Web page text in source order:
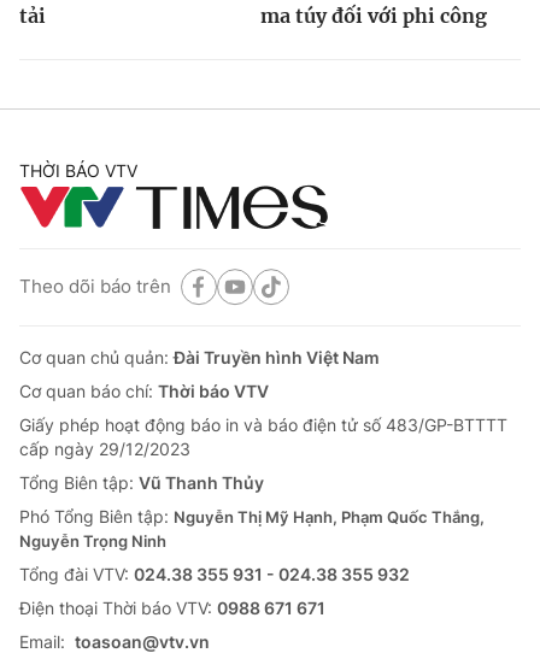
tải
ma túy đối với phi công
THỜI BÁO VTV
Theo dõi báo trên
Cơ quan chủ quản:Đài Truyền hình Việt Nam
Cơ quan báo chí: Thời báo VTV
Giấy phép hoạt động báo in và báo điện tử số 483/GP-BTTTT
cấp ngày 29/12/2023
Tổng Biên tập: Vũ Thanh Thủy
Phó Tổng Biên tập: Nguyễn Thị Mỹ Hạnh, Phạm Quốc Thắng,
Nguyễn Trọng Ninh
Tổng đài VTV: 024.38 355 931 - 024.38 355 932
Ðiện thoại Thời báo VTV: 0988 671 671
Email: toasoan@vtv.vn